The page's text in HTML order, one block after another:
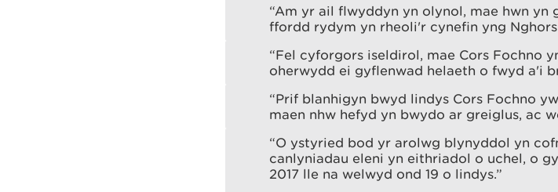
“Am yr ail flwyddyn yn olynol, mae hwn
ffordd rydym yn rheoli'r cynefin yng
“Fel cyforgors iseldirol, mae Cors Fochno
oherwydd ei gyflenwad helaeth o fwyd a'i
“Prif blanhigyn bwyd lindys Cors Fochno
maen nhw hefyd yn bwydo ar greiglus, ac
“O ystyried bod yr arolwg blynyddol yn
canlyniadau eleni yn eithriadol o uchel, o
2017 lle na welwyd ond 19 o lindys.”